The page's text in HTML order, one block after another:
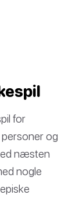
for
og
næsten
nogle